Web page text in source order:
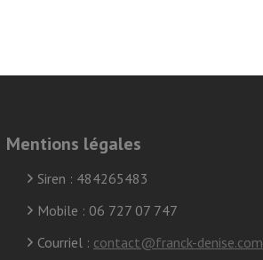
Mentions légales
Siren : 484265483
Mobile : 06 727 07 747
Courriel : contact@franck-denise.com